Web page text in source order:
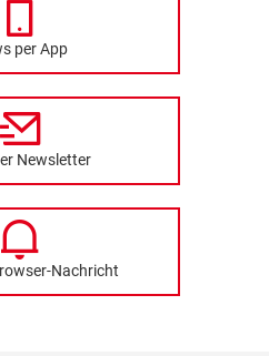
per App
Newsletter
Nachricht